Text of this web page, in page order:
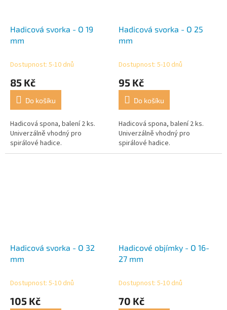
Hadicová svorka - O 19
mm
Dostupnost: 5-10 dnů
85 Kč
Do košíku
Hadicová spona, balení 2 ks.
Univerzálně vhodný pro
spirálové hadice.
Hadicová svorka - O 25
mm
Dostupnost: 5-10 dnů
95 Kč
Do košíku
Hadicová spona, balení 2 ks.
Univerzálně vhodný pro
spirálové hadice.
Hadicová svorka - O 32
mm
Dostupnost: 5-10 dnů
105 Kč
Hadicové objímky - O 16-
27 mm
Dostupnost: 5-10 dnů
70 Kč